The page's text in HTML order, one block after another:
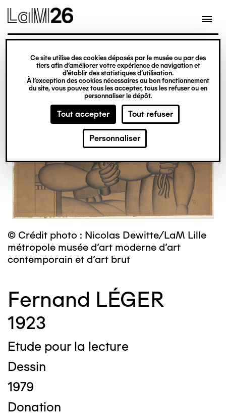
Gestion des cookies
Ce site utilise des cookies déposés par le musée ou par des
tiers afin d’améliorer votre expérience de navigation et
d’établir des statistiques d’utilisation.
À l’exception des cookies nécessaires au bon fonctionnement
du site, vous pouvez tous les accepter, tous les refuser ou en
personnaliser le dépôt.
Tout accepter Tout refuser
Personnaliser
contenu
© Crédit photo : Nicolas Dewitte/LaM Lille
métropole musée d’art moderne d’art
contemporain et d’art brut
Fernand LÉGER
1923
Etude pour la lecture
Dessin
1979
Donation